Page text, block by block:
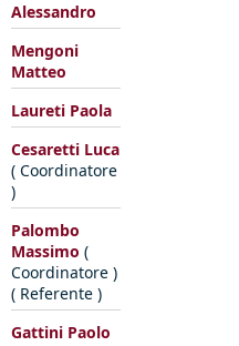
Alessandro
Mengoni
Matteo
Laureti Paola
Cesaretti Luca
( Coordinatore
)
Palombo
Massimo (
Coordinatore )
( Referente )
Gattini Paolo